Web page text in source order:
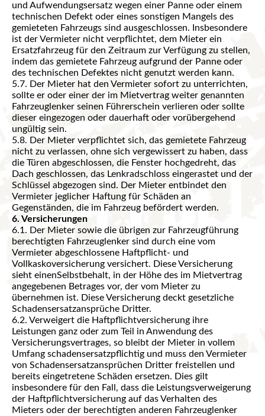
und Aufwendungsersatz wegen einer Panne oder einem
technischen Defekt oder eines sonstigen Mangels des
gemieteten Fahrzeugs sind ausgeschlossen. Insbesondere
ist der Vermieter nicht verpflichtet, dem Mieter ein
Ersatzfahrzeug für den Zeitraum zur Verfügung zu stellen,
indem das gemietete Fahrzeug aufgrund der Panne oder
des technischen Defektes nicht genutzt werden kann.
5.7. Der Mieter hat den Vermieter sofort zu unterrichten,
sollte er oder einer der im Mietvertrag weiter genannten
Fahrzeuglenker seinen Führerschein verlieren oder sollte
dieser eingezogen oder dauerhaft oder vorübergehend
ungültig sein.
5.8. Der Mieter verpflichtet sich, das gemietete Fahrzeug
nicht zu verlassen, ohne sich vergewissert zu haben, dass
die Türen abgeschlossen, die Fenster hochgedreht, das
Dach geschlossen, das Lenkradschloss eingerastet und der
Schlüssel abgezogen sind. Der Mieter entbindet den
Vermieter jeglicher Haftung für Schäden an
Gegenständen, die im Fahrzeug befördert werden.
6. Versicherungen
6.1. Der Mieter sowie die übrigen zur Fahrzeugführung
berechtigten Fahrzeuglenker sind durch eine vom
Vermieter abgeschlossene Haftpflicht- und
Vollkaskoversicherung versichert. Diese Versicherung
sieht einenSelbstbehalt, in der Höhe des im Mietvertrag
angegebenen Betrages vor, der vom Mieter zu
übernehmen ist. Diese Versicherung deckt gesetzliche
Schadensersatzansprüche Dritter.
6.2. Verweigert die Haftpflichtversicherung ihre
Leistungen ganz oder zum Teil in Anwendung des
Versicherungsvertrages, so bleibt der Mieter in vollem
Umfang schadensersatzpflichtig und muss den Vermieter
von Schadensersatzansprüchen Dritter freistellen und
bereits eingetretene Schäden ersetzen. Dies gilt
insbesondere für den Fall, dass die Leistungsverweigerung
der Haftpflichtversicherung auf das Verhalten des
Mieters oder der berechtigten anderen Fahrzeuglenker